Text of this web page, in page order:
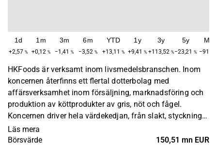
1d
+2,57 %
1m
+0,12 %
3m
−1,41 %
6m
−3,52 %
YTD
+13,11 %
1y
+9,41 %
3y
+113,52 %
5y
−23,21 %
Max
−91,71
HKFoods är verksamt inom livsmedelsbranschen. Inom
koncernen återfinns ett flertal dotterbolag med
affärsverksamhet inom försäljning, marknadsföring och
produktion av köttprodukter av gris, nöt och fågel.
Koncernen driver hela värdekedjan, från slakt, styckning
till förädling och vidareförsäljning av råvarorna. HKFoods
innehar störst verksamhet inom den nordiska marknaden.
Läs mera
Börsvärde
150,51 mn EUR